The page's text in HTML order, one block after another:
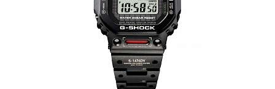
G-shock
GMW-B5000TVA-1ER
i